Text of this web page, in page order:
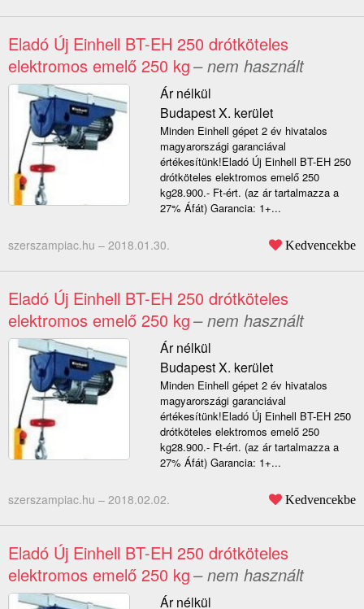
Eladó Új Einhell BT-EH 250 drótköteles
elektromos emelő 250 kg– nem használt
Ár nélkül
Budapest X. kerület
Minden Einhell gépet 2 év hivatalos
magyarországi garanciával
értékesítünk!Eladó Új Einhell BT-EH 250
drótköteles elektromos emelő 250
kg28.900.- Ft-ért. (az ár tartalmazza a
27% Áfát) Garancia: 1+...
szerszampiac.hu – 2018.01.30. Kedvencekbe
Eladó Új Einhell BT-EH 250 drótköteles
elektromos emelő 250 kg– nem használt
Ár nélkül
Budapest X. kerület
Minden Einhell gépet 2 év hivatalos
magyarországi garanciával
értékesítünk!Eladó Új Einhell BT-EH 250
drótköteles elektromos emelő 250
kg28.900.- Ft-ért. (az ár tartalmazza a
27% Áfát) Garancia: 1+...
szerszampiac.hu – 2018.02.02. Kedvencekbe
Eladó Új Einhell BT-EH 250 drótköteles
elektromos emelő 250 kg– nem használt
Ár nélkül